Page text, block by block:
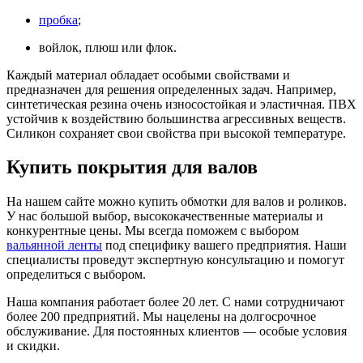
пробка;
войлок, плюш или флок.
Каждый материал обладает особыми свойствами и
предназначен для решения определенных задач. Например,
синтетическая резина очень износостойкая и эластичная. ПВХ
устойчив к воздействию большинства агрессивных веществ.
Силикон сохраняет свои свойства при высокой температуре.
Купить покрытия для валов
На нашем сайте можно купить обмотки для валов и роликов.
У нас большой выбор, высококачественные материалы и
конкурентные цены. Мы всегда поможем с выбором
вальянной ленты под специфику вашего предприятия. Наши
специалисты проведут экспертную консультацию и помогут
определиться с выбором.
Наша компания работает более 20 лет. С нами сотрудничают
более 200 предприятий. Мы нацелены на долгосрочное
обслуживание. Для постоянных клиентов — особые условия
и скидки.